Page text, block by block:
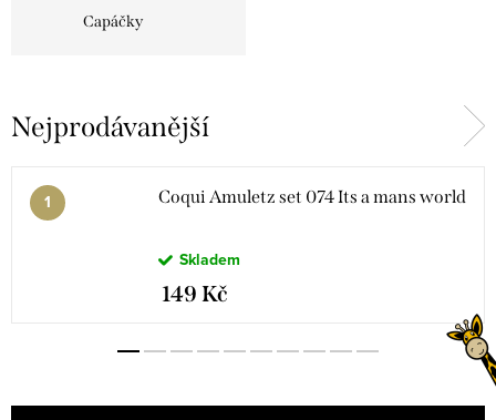
Capáčky
Nejprodávanější
Coqui Amuletz set 074 Its a mans world
Skladem
149 Kč